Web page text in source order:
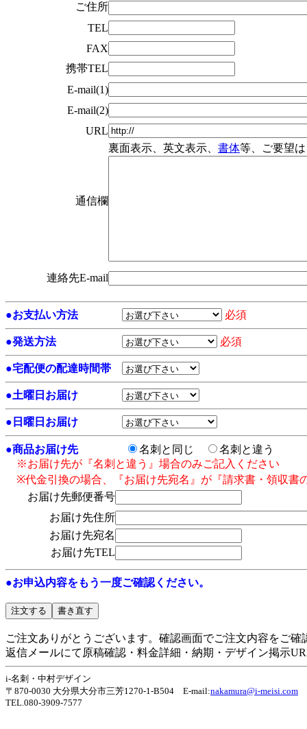
ご住所
TEL
FAX
携帯TEL
E-mail(1)
E-mail(2)
URL
通信欄
裏面表示、英文表示、 書体等、ご要望
連絡先E-mail
●お支払い方法 必須
●発送方法 必須
●宅配便の配達時間帯
●土曜日お届け
● 日曜日お届け
●商品お届け先 名刺と同じ
名刺と違う
※お届け先が『名刺と違う』場合のみご記入ください
※代金引換の場合、『お届け先宛名』が『請求書・領収書
お届け先郵便番号
お届け先住所
お届け先宛名
お届け先TEL
●お申込内容をもう一度ご確認ください。
ご注文ありがとうございます。確認画面でご注文内容をご確
返信メールにて原稿確認・料金詳細・納期・デザイン掲示
i-名刺・中村デザイン
〒870-0030 大分県大分市三芳1270-1-B504 E-mail:nakamura@i-meisi.com
TEL.080-3909-7577